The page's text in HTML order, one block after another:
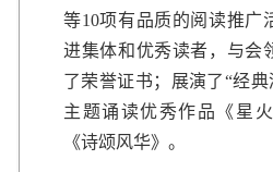
等10项有品质的阅读推广
进集体和优秀读者，与会
了荣誉证书；展演了“经
主题诵读优秀作品《星
《诗颂风华》。